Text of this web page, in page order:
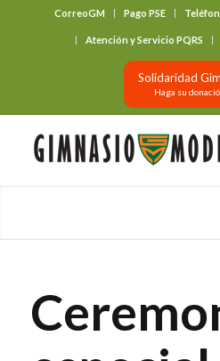
CorreoGM Pago PSE
Atención y Servicio PQRS
Solidaridad
Haga su